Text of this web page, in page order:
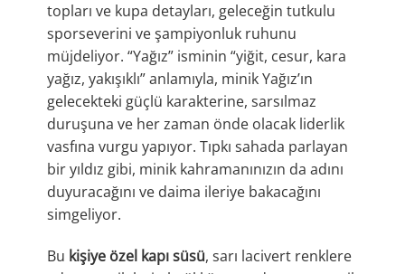
topları ve kupa detayları, geleceğin tutkulu
sporseverini ve şampiyonluk ruhunu
müjdeliyor. “Yağız” isminin “yiğit, cesur, kara
yağız, yakışıklı” anlamıyla, minik Yağız’ın
gelecekteki güçlü karakterine, sarsılmaz
duruşuna ve her zaman önde olacak liderlik
vasfına vurgu yapıyor. Tıpkı sahada parlayan
bir yıldız gibi, minik kahramanınızın da adını
duyuracağını ve daima ileriye bakacağını
simgeliyor.
Bu kişiye özel kapı süsü, sarı lacivert renklere